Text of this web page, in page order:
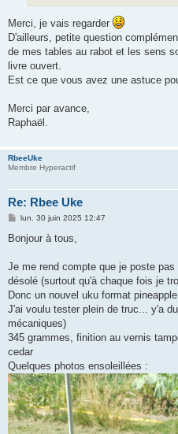
Merci, je vais regarder
D'ailleurs, petite question
de mes tables au rabot et les sens
livre ouvert.
Est ce que vous avez une astuce
Merci par avance,
Raphaël.
RbeeUke
Membre Hyperactif
Re: Rbee Uke
M
s
g
lun. 30 juin 2025 12:47
Bonjour à tous,
Je me rend compte que je poste
désolé (surtout qu'à chaque fois je
Donc un nouvel uku format pineapple
J'ai voulu tester plein de truc... y'a
mécaniques)
345 grammes, finition au vernis
cedar
Quelques photos ensoleillées :